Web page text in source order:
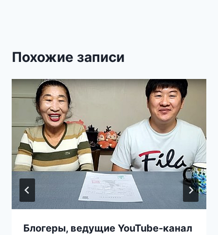
Похожие записи
Блогеры, ведущие YouTube-канал